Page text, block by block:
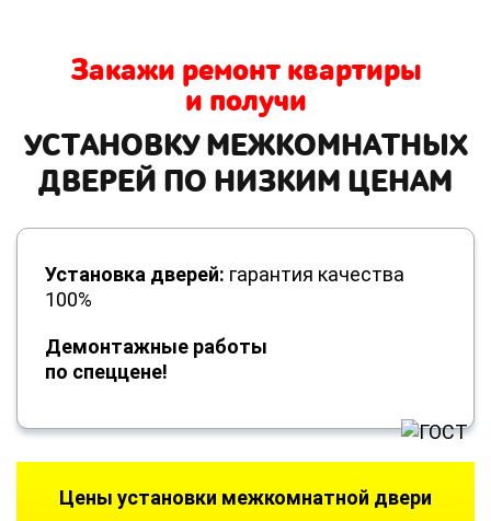
Закажи ремонт квартиры
и получи
УСТАНОВКУ МЕЖКОМНАТНЫХ
ДВЕРЕЙ ПО НИЗКИМ ЦЕНАМ
Установка дверей: гарантия качества
100%
Демонтажные работы
по спеццене!
Цены установки межкомнатной двери